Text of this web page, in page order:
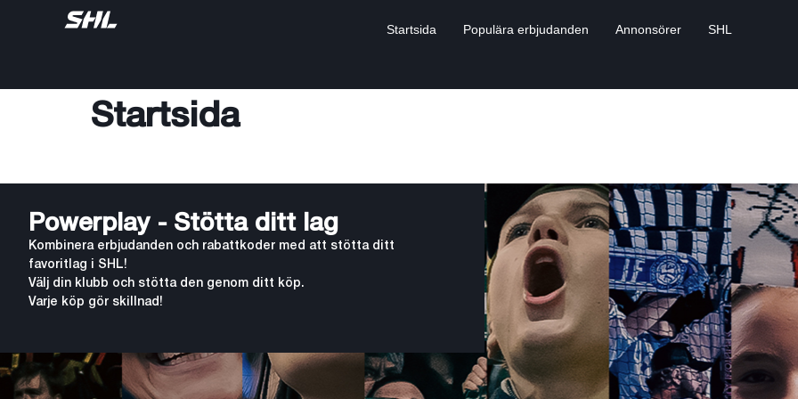
Startsida Populära erbjudanden Annonsörer SHL
Startsida
Powerplay - Stötta ditt lag
Kombinera erbjudanden och rabattkoder med att stötta ditt
favoritlag i SHL!
Välj din klubb och stötta den genom ditt köp.
Varje köp gör skillnad!